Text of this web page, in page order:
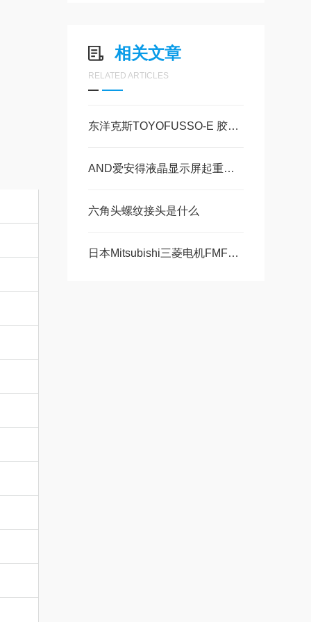
相关文章
RELATED ARTICLES
东洋克斯TOYOFUSSO-E 胶管FFE是什么
AND爱安得液晶显示屏起重机 FJ-K100i的操作使用
六角头螺纹接头是什么
日本Mitsubishi三菱电机FMF600DXE-34BN维修保养